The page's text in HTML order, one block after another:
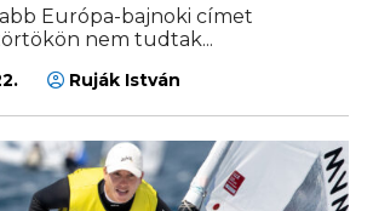
Európa-bajnoki címet
nem tudtak...
Ruják István